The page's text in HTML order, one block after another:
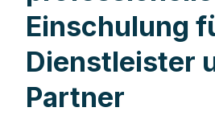
Einschulung
Dienstleister
Partner